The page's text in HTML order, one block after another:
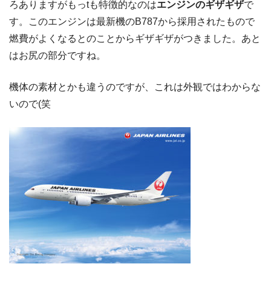
ろありますがもっtも特徴的なのはエンジンのギザギザで
す。このエンジンは最新機のB787から採用されたもので
燃費がよくなるとのことからギザギザがつきました。あと
はお尻の部分ですね。
機体の素材とかも違うのですが、これは外観ではわからな
いので(笑